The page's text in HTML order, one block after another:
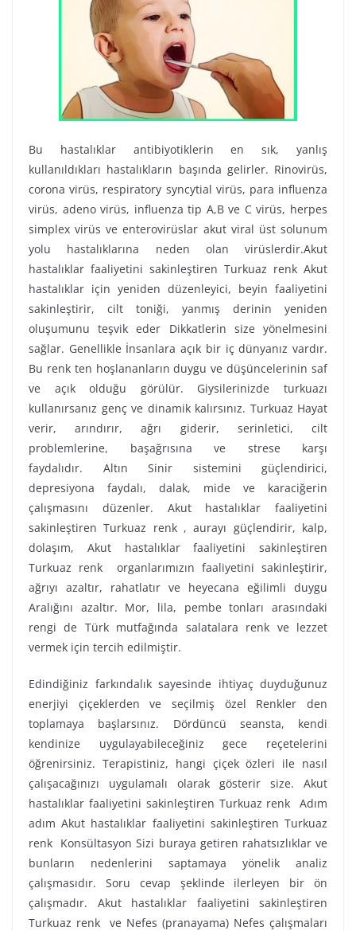
Bu hastalıklar antibiyotiklerin en sık, yanlış
kullanıldıkları hastalıkların başında gelirler. Rinovirüs,
corona virüs, respiratory syncytial virüs, para influenza
virüs, adeno virüs, influenza tip A,B ve C virüs, herpes
simplex virüs ve enterovirüslar akut viral üst solunum
yolu hastalıklarına neden olan virüslerdir.Akut
hastalıklar faaliyetini sakinleştiren Turkuaz renk Akut
hastalıklar için yeniden düzenleyici, beyin faaliyetini
sakinleştirir, cilt toniği, yanmış derinin yeniden
oluşumunu teşvik eder Dikkatlerin size yönelmesini
sağlar. Genellikle İnsanlara açık bir iç dünyanız vardır.
Bu renk ten hoşlananların duygu ve düşüncelerinin saf
ve açık olduğu görülür. Giysilerinizde turkuazı
kullanırsanız genç ve dinamik kalırsınız. Turkuaz Hayat
verir, arındırır, ağrı giderir, serinletici, cilt
problemlerine, başağrısına ve strese karşı
faydalıdır. Altın Sinir sistemini güçlendirici,
depresiyona faydalı, dalak, mide ve karaciğerin
çalışmasını düzenler. Akut hastalıklar faaliyetini
sakinleştiren Turkuaz renk , aurayı güçlendirir, kalp,
dolaşım, Akut hastalıklar faaliyetini sakinleştiren
Turkuaz renk organlarımızın faaliyetini sakinleştirir,
ağrıyı azaltır, rahatlatır ve heyecana eğilimli duygu
Aralığını azaltır. Mor, lila, pembe tonları arasındaki
rengi de Türk mutfağında salatalara renk ve lezzet
vermek için tercih edilmiştir.
Edindiğiniz farkındalık sayesinde ihtiyaç duyduğunuz
enerjiyi çiçeklerden ve seçilmiş özel Renkler den
toplamaya başlarsınız. Dördüncü seansta, kendi
kendinize uygulayabileceğiniz gece reçetelerini
öğrenirsiniz. Terapistiniz, hangi çiçek özleri ile nasıl
çalışacağınızı uygulamalı olarak gösterir size. Akut
hastalıklar faaliyetini sakinleştiren Turkuaz renk Adım
adım Akut hastalıklar faaliyetini sakinleştiren Turkuaz
renk Konsültasyon Sizi buraya getiren rahatsızlıklar ve
bunların nedenlerini saptamaya yönelik analiz
çalışmasıdır. Soru cevap şeklinde ilerleyen bir ön
çalışmadır. Akut hastalıklar faaliyetini sakinleştiren
Turkuaz renk ve Nefes (pranayama) Nefes çalışmaları